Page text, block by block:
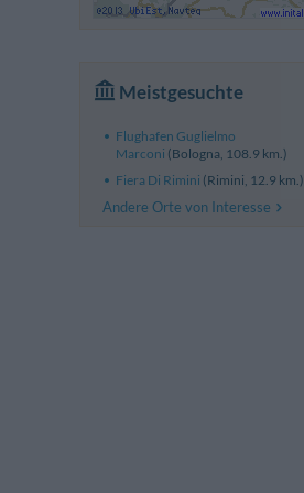
Meistgesuchte
Flughafen Guglielmo
Marconi (Bologna, 108.9 km.)
Fiera Di Rimini (Rimini, 12.9 km.)
Andere Orte von Interesse